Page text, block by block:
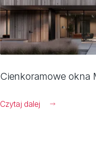
Cienkoramowe okna
Czytaj dalej